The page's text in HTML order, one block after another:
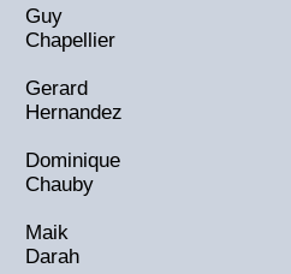
Guy
Chapellier
Gerard
Hernandez
Dominique
Chauby
Maik
Darah